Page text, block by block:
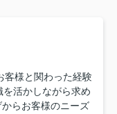
客様と関わった経験
活かしながら求め
らお客様のニーズ